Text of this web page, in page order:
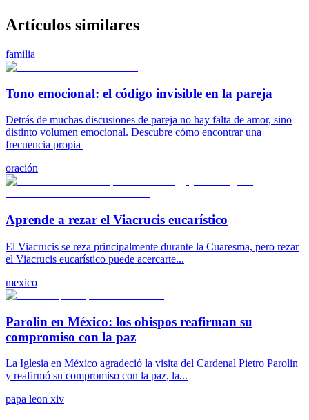
Artículos similares
familia
Tono emocional: el código invisible en la pareja
Detrás de muchas discusiones de pareja no hay falta de amor, sino
distinto volumen emocional. Descubre cómo encontrar una
frecuencia propia
oración
Aprende a rezar el Viacrucis eucarístico
El Viacrucis se reza principalmente durante la Cuaresma, pero rezar
el Viacrucis eucarístico puede acercarte...
mexico
Parolin en México: los obispos reafirman su
compromiso con la paz
La Iglesia en México agradeció la visita del Cardenal Pietro Parolin
y reafirmó su compromiso con la paz, la...
papa leon xiv